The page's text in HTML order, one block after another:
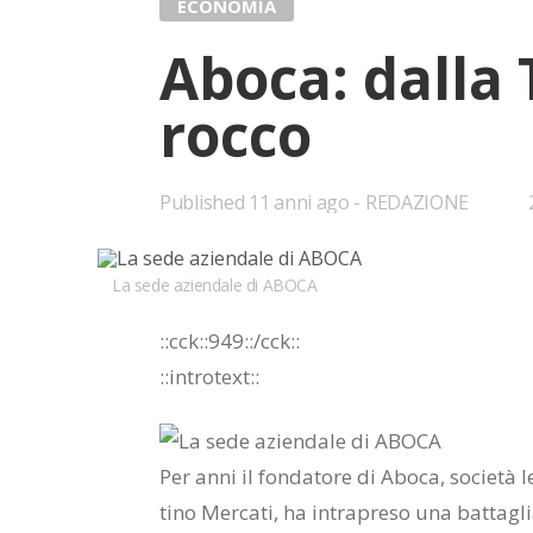
ECONOMIA
Abo­ca: dal­la
roc­co
Published 11 anni ago REDAZIONE
•
La sede aziendale di ABOCA
::cck::949::/​cck::
::in­tro­text::
Per anni il fon­da­to­re di Abo­ca,
ti­no Mer­ca­ti, ha in­tra­pre­so una